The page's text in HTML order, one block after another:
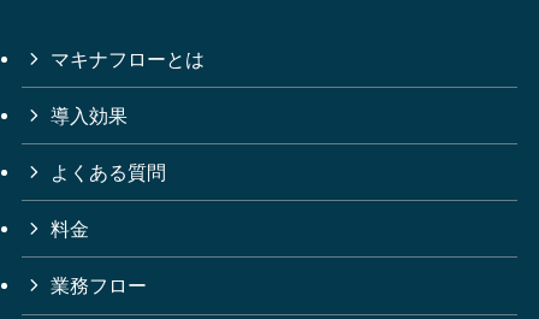
マキナフローとは
導入効果
よくある質問
料金
業務フロー